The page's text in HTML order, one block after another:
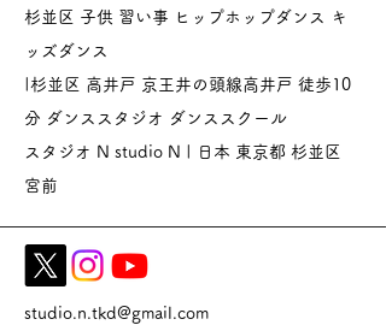
杉並区 子供 習い事 ヒップホップダンス キ
ッズダンス
|杉並区 高井戸 京王井の頭線高井戸 徒歩10
分 ダンススタジオ ダンススクール
スタジオ N studio N | 日本 東京都 杉並区
宮前
studio.n.tkd@gmail.com